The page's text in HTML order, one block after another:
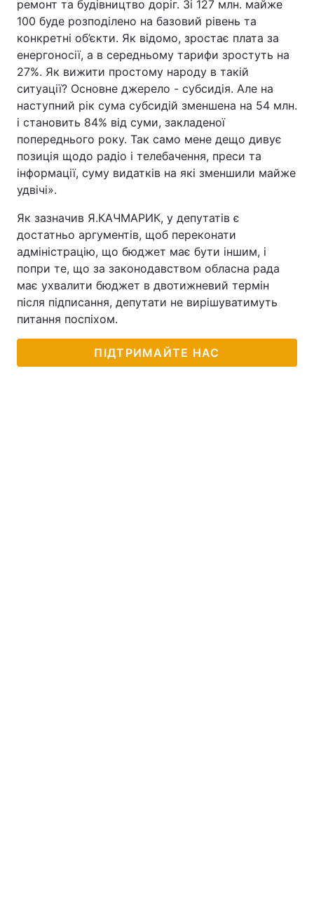
ремонт та будівництво доріг. Зі 127 млн. майже
100 буде розподілено на базовий рівень та
конкретні об’єкти. Як відомо, зростає плата за
енергоносії, а в середньому тарифи зростуть на
27%. Як вижити простому народу в такій
ситуації? Основне джерело - субсидія. Але на
наступний рік сума субсидій зменшена на 54 млн.
і становить 84% від суми, закладеної
попереднього року. Так само мене дещо дивує
позиція щодо радіо і телебачення, преси та
інформації, суму видатків на які зменшили майже
удвічі».
Як зазначив Я.КАЧМАРИК, у депутатів є
достатньо аргументів, щоб переконати
адміністрацію, що бюджет має бути іншим, і
попри те, що за законодавством обласна рада
має ухвалити бюджет в двотижневий термін
після підписання, депутати не вирішуватимуть
питання поспіхом.
ПІДТРИМАЙТЕ НАС